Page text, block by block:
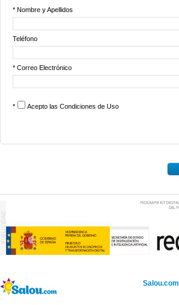
* Nombre y Apellidos
Teléfono
* Correo Electrónico
* Acepto las Condiciones de Uso
Salou.com